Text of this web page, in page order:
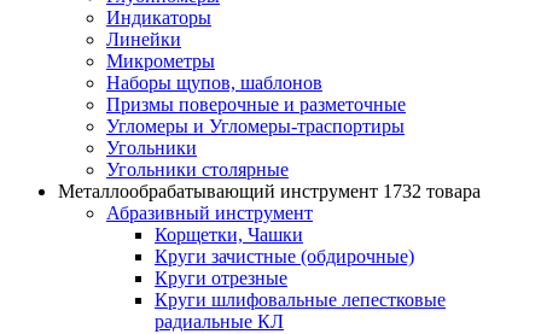
Индикаторы
Линейки
Микрометры
Наборы щупов, шаблонов
Призмы поверочные и разметочные
Угломеры и Угломеры-траспортиры
Угольники
Угольники столярные
Металлообрабатывающий инструмент 1732 товара
Абразивный инструмент
Корщетки, Чашки
Круги зачистные (обдирочные)
Круги отрезные
Круги шлифовальные лепестковые
радиальные КЛ